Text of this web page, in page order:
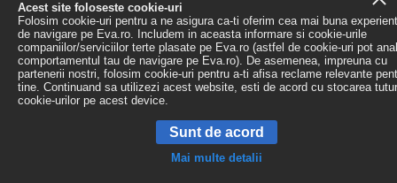
Acest site foloseste cookie-uri
Folosim cookie-uri pentru a ne asigura ca-ti oferim cea mai buna
de navigare pe Eva.ro. Includem in aceasta informare si cookie-urile
companiilor/serviciilor terte plasate pe Eva.ro (astfel de cookie-uri pot
comportamentul tau de navigare pe Eva.ro). De asemenea, impreuna cu
partenerii nostri, folosim cookie-uri pentru a-ti afisa reclame relevante
tine. Continuand sa utilizezi acest website, esti de acord cu stocarea
cookie-urilor pe acest device.
Sunt de acord
Mai multe detalii